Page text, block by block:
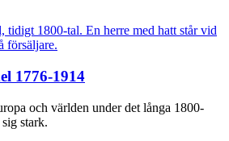
1776-1914
och världen under det långa 1800-
stark.